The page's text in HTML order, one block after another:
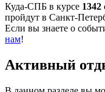
Куда-СПБ в курсе
пройдут в Санкт-
Если вы знаете о
нам!
Активный